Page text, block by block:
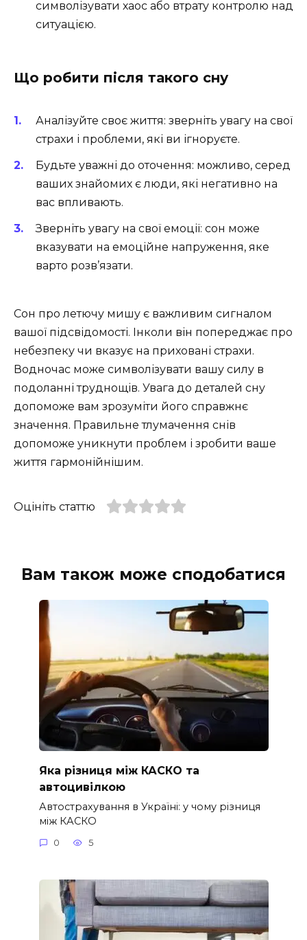
символізувати хаос або втрату контролю над
ситуацією.
Що робити після такого сну
Аналізуйте своє життя: зверніть увагу на свої
страхи і проблеми, які ви ігноруєте.
Будьте уважні до оточення: можливо, серед
ваших знайомих є люди, які негативно на
вас впливають.
Зверніть увагу на свої емоції: сон може
вказувати на емоційне напруження, яке
варто розв’язати.
Сон про летючу мишу є важливим сигналом
вашої підсвідомості. Інколи він попереджає про
небезпеку чи вказує на приховані страхи.
Водночас може символізувати вашу силу в
подоланні труднощів. Увага до деталей сну
допоможе вам зрозуміти його справжнє
значення. Правильне тлумачення снів
допоможе уникнути проблем і зробити ваше
життя гармонійнішим.
Оцініть статтю
Вам також може сподобатися
Яка різниця між КАСКО та
автоцивілкою
Автострахування в Україні: у чому різниця
між КАСКО
0 5